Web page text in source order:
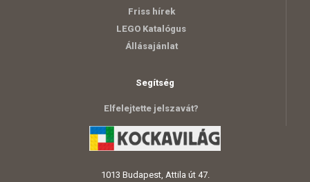
Friss hírek
LEGO Katalógus
Állásajánlat
Segítség
Elfelejtette jelszavát?
1013 Budapest, Attila út 47.